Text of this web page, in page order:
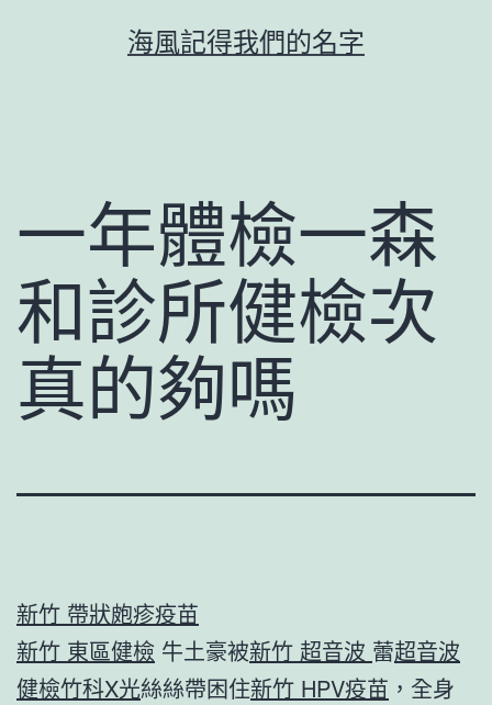
海風記得我們的名字
一年體檢一森
和診所健檢次
真的夠嗎
新竹 帶狀皰疹疫苗
新竹 東區健檢 牛土豪被新竹 超音波 蕾超音波
健檢竹科X光絲絲帶困住新竹 HPV疫苗 ，全身